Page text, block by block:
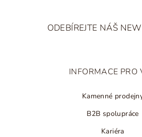
ODEBÍREJTE NÁŠ
INFORMACE PRO
Kamenné
B2B spolupráce
Kariéra